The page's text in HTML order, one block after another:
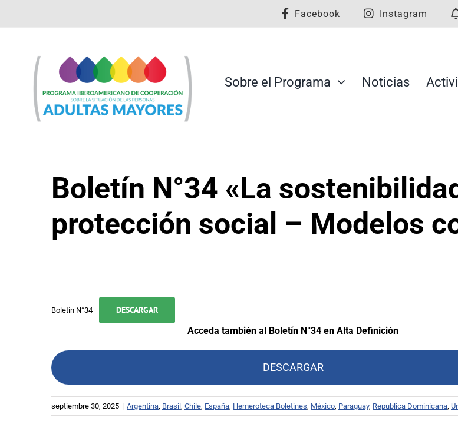
Facebook Instagram
Sobre el Programa Noticias
Boletín N°34 «La
protección social – Modelos
Boletín N°34 DESCARGAR
Acceda también al Boletín N°34 en Alta Definición
DESCARGAR
septiembre 30, 2025 | Argentina, Brasil , Chile, España, Hemeroteca Boletines, México, Paraguay, Republica Dominicana,